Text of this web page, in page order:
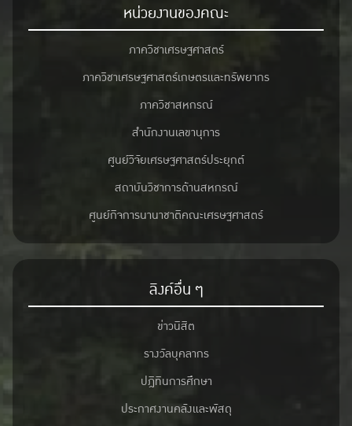
หน่วยงานของคณะ
ภาควิชาเศรษฐศาสตร์
ภาควิชาเศรษฐศาสตร์เกษตรและทรัพยากร
ภาควิชาสหกรณ์
สำนักงานเลขานุการ
ศูนย์วิจัยเศรษฐศาสตร์ประยุกต์
สถาบันวิชาการด้านสหกรณ์
ศูนย์กิจการนานาชาติคณะเศรษฐศาสตร์
ลิงค์อื่น ๆ
ข่าวนิสิต
รางวัลบุคลากร
ปฎิทินการศึกษา
ประกาศงานคลังและพัสดุ